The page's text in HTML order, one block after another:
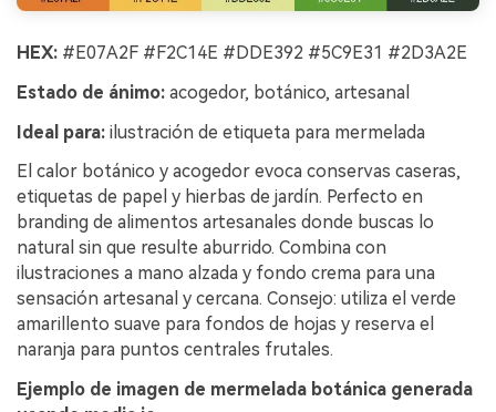
HEX: #E07A2F #F2C14E #DDE392 #5C9E31 #2D3A2E
Estado de ánimo: acogedor, botánico, artesanal
Ideal para: ilustración de etiqueta para mermelada
El calor botánico y acogedor evoca conservas caseras,
etiquetas de papel y hierbas de jardín. Perfecto en
branding de alimentos artesanales donde buscas lo
natural sin que resulte aburrido. Combina con
ilustraciones a mano alzada y fondo crema para una
sensación artesanal y cercana. Consejo: utiliza el verde
amarillento suave para fondos de hojas y reserva el
naranja para puntos centrales frutales.
Ejemplo de imagen de mermelada botánica generada